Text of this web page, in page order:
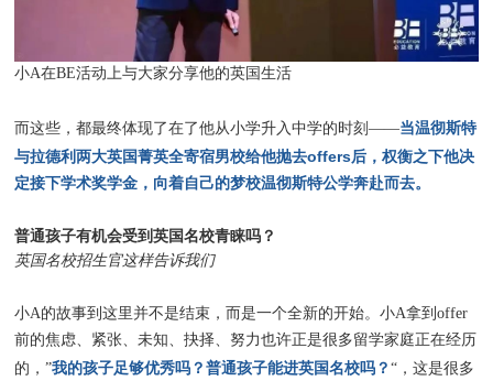
小A在BE活动上与大家分享他的英国生活
而这些，都最终体现了在了他从小学升入中学的时刻——当温彻斯特
与拉德利两大英国菁英全寄宿男校给他抛去offers后，权衡之下他决
定接下学术奖学金，向着自己的梦校温彻斯特公学奔赴而去。
普通孩子有机会受到英国名校青睐吗？
英国名校招生官这样告诉我们
小A的故事到这里并不是结束，而是一个全新的开始。小A拿到offer
前的焦虑、紧张、未知、抉择、努力也许正是很多留学家庭正在经历
的，”我的孩子足够优秀吗？普通孩子能进英国名校吗？“，这是很多